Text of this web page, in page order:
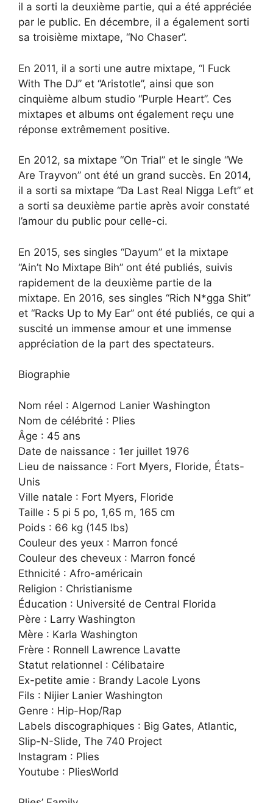
il a sorti la deuxième partie, qui a été appréciée
par le public. En décembre, il a également sorti
sa troisième mixtape, “No Chaser”.
En 2011, il a sorti une autre mixtape, “I Fuck
With The DJ” et “Aristotle”, ainsi que son
cinquième album studio “Purple Heart”. Ces
mixtapes et albums ont également reçu une
réponse extrêmement positive.
En 2012, sa mixtape “On Trial” et le single “We
Are Trayvon” ont été un grand succès. En 2014,
il a sorti sa mixtape “Da Last Real Nigga Left” et
a sorti sa deuxième partie après avoir constaté
l’amour du public pour celle-ci.
En 2015, ses singles “Dayum” et la mixtape
“Ain’t No Mixtape Bih” ont été publiés, suivis
rapidement de la deuxième partie de la
mixtape. En 2016, ses singles “Rich N*gga Shit”
et “Racks Up to My Ear” ont été publiés, ce qui a
suscité un immense amour et une immense
appréciation de la part des spectateurs.
Biographie
Nom réel : Algernod Lanier Washington
Nom de célébrité : Plies
Âge : 45 ans
Date de naissance : 1er juillet 1976
Lieu de naissance : Fort Myers, Floride, États-
Unis
Ville natale : Fort Myers, Floride
Taille : 5 pi 5 po, 1,65 m, 165 cm
Poids : 66 kg (145 lbs)
Couleur des yeux : Marron foncé
Couleur des cheveux : Marron foncé
Ethnicité : Afro-américain
Religion : Christianisme
Éducation : Université de Central Florida
Père : Larry Washington
Mère : Karla Washington
Frère : Ronnell Lawrence Lavatte
Statut relationnel : Célibataire
Ex-petite amie : Brandy Lacole Lyons
Fils : Nijier Lanier Washington
Genre : Hip-Hop/Rap
Labels discographiques : Big Gates, Atlantic,
Slip-N-Slide, The 740 Project
Instagram : Plies
Youtube : PliesWorld